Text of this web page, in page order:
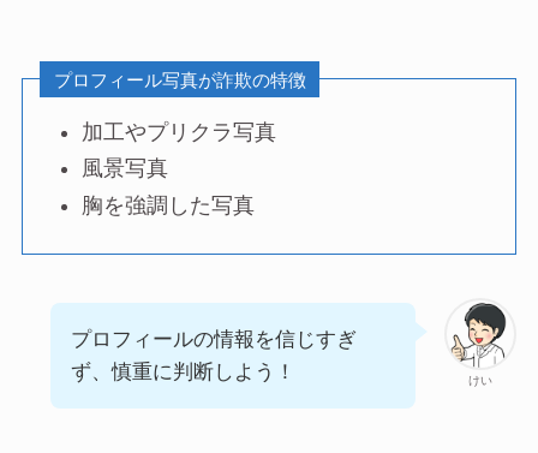
プロフィール写真が詐欺の特徴
加工やプリクラ写真
風景写真
胸を強調した写真
けい
プロフィールの情報を信じすぎ
ず、慎重に判断しよう！